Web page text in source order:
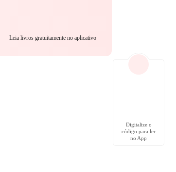
Leia livros gratuitamente no aplicativo
Digitalize o
código para ler
no App